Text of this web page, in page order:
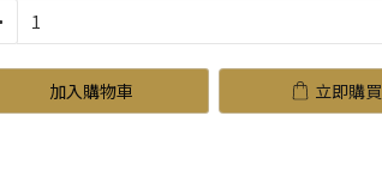
加入購物車 立即購買